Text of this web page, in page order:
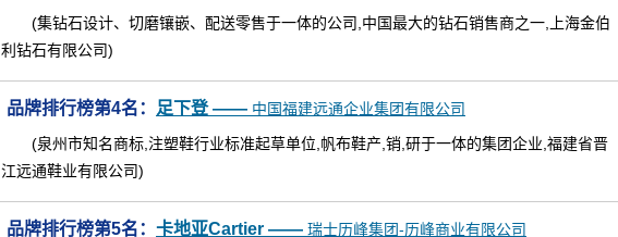
(集钻石设计、切磨镶嵌、配送零售于一体的公司,中国最大的钻石销售商之一,上海金伯
利钻石有限公司)
品牌排行榜第4名： 足下登 —— 中国福建远通企业集团有限公司
(泉州市知名商标,注塑鞋行业标准起草单位,帆布鞋产,销,研于一体的集团企业,福建省晋
江远通鞋业有限公司)
品牌排行榜第5名： 卡地亚Cartier —— 瑞士历峰集团-历峰商业有限公司